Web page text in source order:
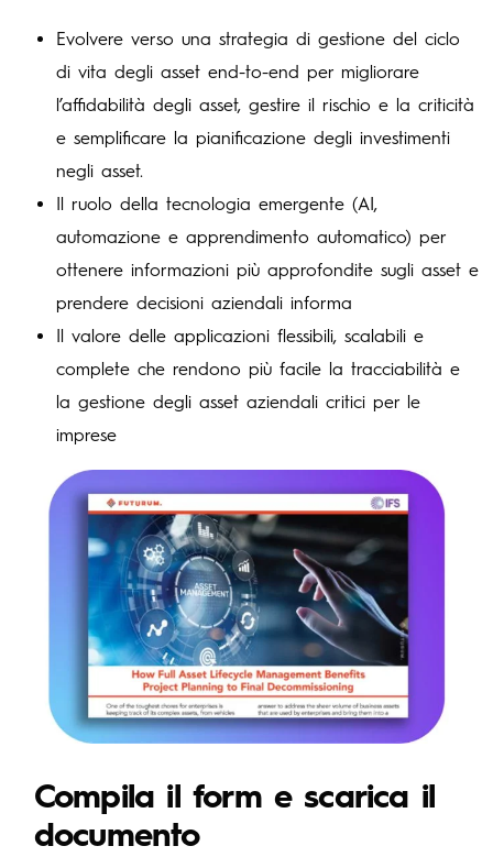
Evolvere verso una strategia di gestione del ciclo
di vita degli asset end-to-end per migliorare
l’affidabilità degli asset, gestire il rischio e la criticità
e semplificare la pianificazione degli investimenti
negli asset.
Il ruolo della tecnologia emergente (AI,
automazione e apprendimento automatico) per
ottenere informazioni più approfondite sugli asset e
prendere decisioni aziendali informa
Il valore delle applicazioni flessibili, scalabili e
complete che rendono più facile la tracciabilità e
la gestione degli asset aziendali critici per le
imprese
Compila il form e scarica il
documento